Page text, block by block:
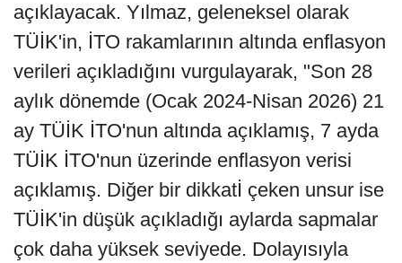
açıklayacak. Yılmaz, geleneksel olarak
TÜİK'in, İTO rakamlarının altında enflasyon
verileri açıkladığını vurgulayarak, "Son 28
aylık dönemde (Ocak 2024-Nisan 2026) 21
ay TÜİK İTO'nun altında açıklamış, 7 ayda
TÜİK İTO'nun üzerinde enflasyon verisi
açıklamış. Diğer bir dikkatİ çeken unsur ise
TÜİK'in düşük açıkladığı aylarda sapmalar
çok daha yüksek seviyede. Dolayısıyla